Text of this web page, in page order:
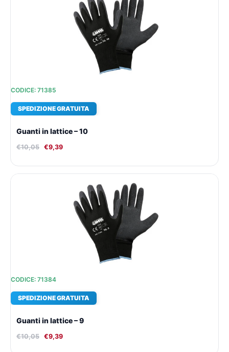
CODICE: 71385
SPEDIZIONE GRATUITA
Guanti in lattice – 10
€10,05 €9,39
attuale
€9,39.
CODICE: 71384
SPEDIZIONE GRATUITA
Guanti in lattice – 9
€10,05 €9,39
attuale
€9,39.